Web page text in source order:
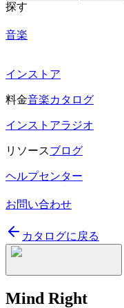
探す
音楽
インストア
料金音楽カタログ
インストアラジオ
リソースブログ
ヘルプセンター
お問い合わせ
カタログに戻る
Mind Right